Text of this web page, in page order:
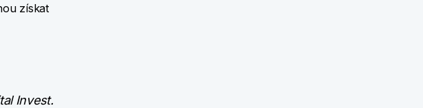
získat
Invest.